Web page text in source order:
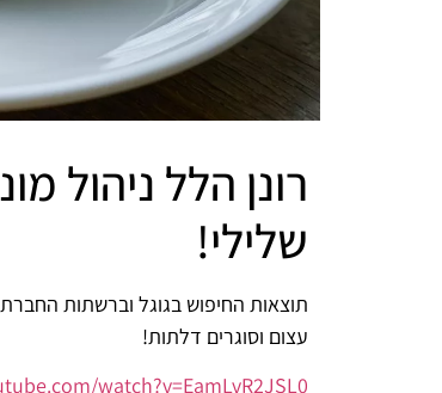
רונן הלל ניהול
שלילי!
תוצאות החיפוש בגוגל וברשתות
עצום וסוגרים דלתות!
watch?v=EamLvR2JSL0